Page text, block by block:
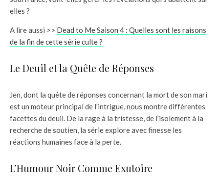
elles ?
A lire aussi >> Dead to Me Saison 4 : Quelles sont les raisons
de la fin de cette série culte ?
Le Deuil et la Quête de Réponses
Jen, dont la quête de réponses concernant la mort de son mari
est un moteur principal de l’intrigue, nous montre différentes
facettes du deuil. De la rage à la tristesse, de l’isolement à la
recherche de soutien, la série explore avec finesse les
réactions humaines face à la perte.
L’Humour Noir Comme Exutoire